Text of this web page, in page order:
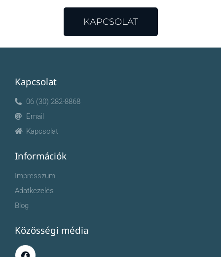
Havanna Senior Tánccsoport Karancsalja
KAPCSOLAT
Kapcsolat
06 (30) 282-8868
Email
Kapcsolat
Információk
Impresszum
Adatkezelés
Blog
Közösségi média